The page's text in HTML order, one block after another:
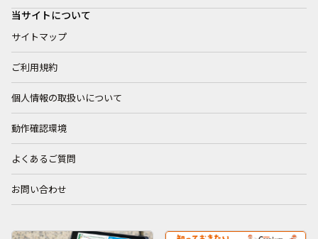
当サイトについて
サイトマップ
ご利用規約
個人情報の取扱いについて
動作確認環境
よくあるご質問
お問い合わせ